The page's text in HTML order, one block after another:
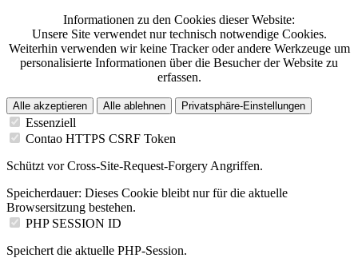
Informationen zu den Cookies dieser Website:
Unsere Site verwendet nur technisch notwendige Cookies.
Weiterhin verwenden wir keine Tracker oder andere Werkzeuge um
personalisierte Informationen über die Besucher der Website zu
erfassen.
Alle akzeptieren Alle ablehnen Privatsphäre-Einstellungen
Essenziell
Contao HTTPS CSRF Token
Schützt vor Cross-Site-Request-Forgery Angriffen.
Speicherdauer: Dieses Cookie bleibt nur für die aktuelle
Browsersitzung bestehen.
PHP SESSION ID
Speichert die aktuelle PHP-Session.